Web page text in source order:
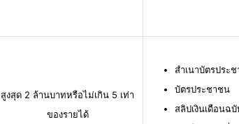
สูงสุด 2 ล้านบาทหรือไม่เกิน 5 เท่า
ของรายได้
สำเนาบัตรประ
บัตรประชาชน
สลิปเงินเดือนฉ